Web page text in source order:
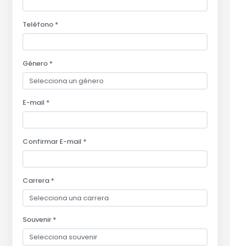
Teléfono *
Género *
E-mail *
Confirmar E-mail *
Carrera *
Souvenir *